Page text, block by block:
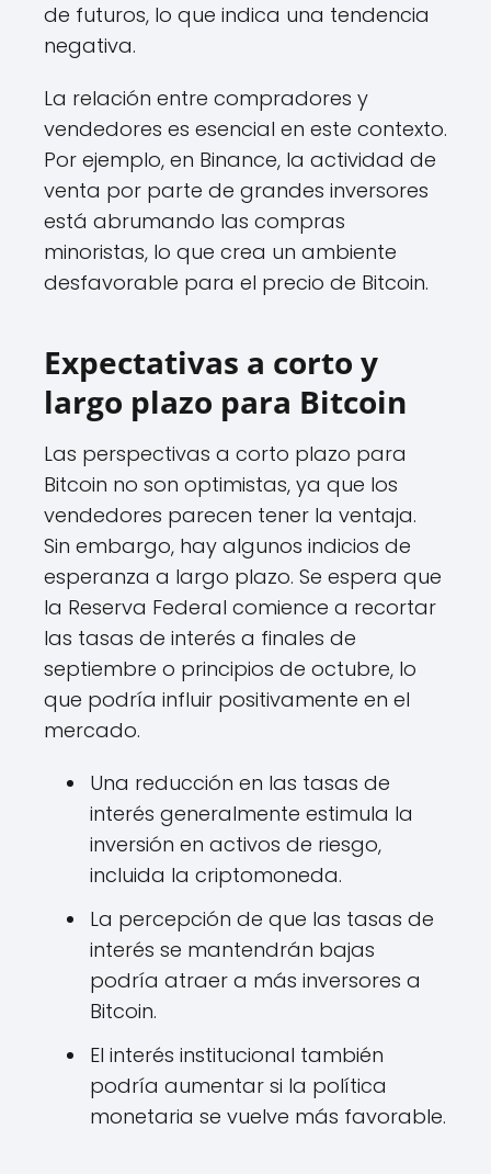
de futuros, lo que indica una tendencia
negativa.
La relación entre compradores y
vendedores es esencial en este contexto.
Por ejemplo, en Binance, la actividad de
venta por parte de grandes inversores
está abrumando las compras
minoristas, lo que crea un ambiente
desfavorable para el precio de Bitcoin.
Expectativas a corto y
largo plazo para Bitcoin
Las perspectivas a corto plazo para
Bitcoin no son optimistas, ya que los
vendedores parecen tener la ventaja.
Sin embargo, hay algunos indicios de
esperanza a largo plazo. Se espera que
la Reserva Federal comience a recortar
las tasas de interés a finales de
septiembre o principios de octubre, lo
que podría influir positivamente en el
mercado.
Una reducción en las tasas de
interés generalmente estimula la
inversión en activos de riesgo,
incluida la criptomoneda.
La percepción de que las tasas de
interés se mantendrán bajas
podría atraer a más inversores a
Bitcoin.
El interés institucional también
podría aumentar si la política
monetaria se vuelve más favorable.